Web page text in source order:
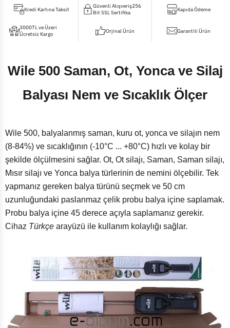
Kredi Kartına Taksit
Güvenli Alışveriş256
Bit SSL Sertifika
Kapıda Ödeme
3000TL ve Üzeri
Ücretsiz Kargo
Orjinal Ürün Garantili Ürün
Wile 500 Saman, Ot, Yonca ve Silaj
Balyası Nem ve Sıcaklık Ölçer
Wile 500, balyalanmış saman, kuru ot, yonca ve silajın nem
(8-84%) ve sıcaklığının (-10°C ... +80°C) hızlı ve kolay bir
şekilde ölçülmesini sağlar. Ot, Ot silajı, Saman, Saman silajı,
Mısır silajı ve Yonca balya türlerinin de nemini ölçebilir. Tek
yapmanız gereken balya türünü seçmek ve 50 cm
uzunluğundaki paslanmaz çelik probu balya içine saplamak.
Probu balya içine 45 derece açıyla saplamanız gerekir.
Cihaz Türkçe arayüzü ile kullanım kolaylığı sağlar.